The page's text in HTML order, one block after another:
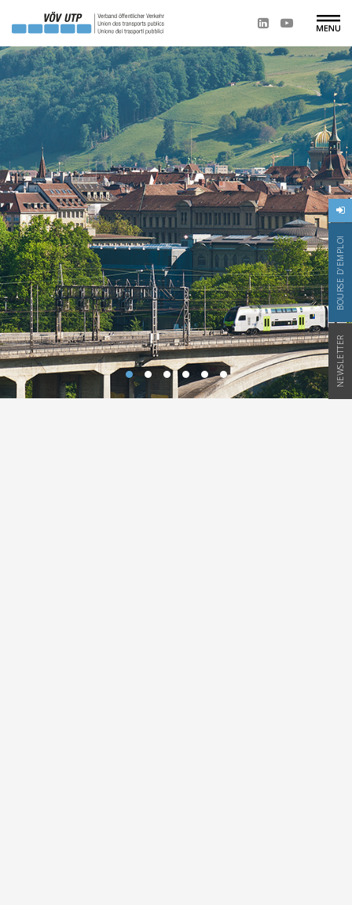
BOURSE D'EMPLOI
NEWSLETTER